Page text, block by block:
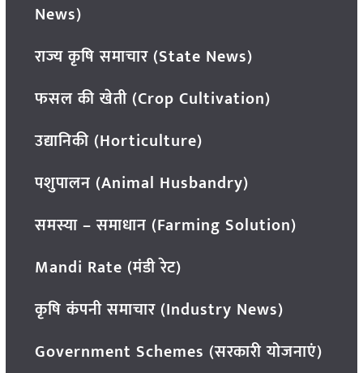
News)
राज्य कृषि समाचार (State News)
फसल की खेती (Crop Cultivation)
उद्यानिकी (Horticulture)
पशुपालन (Animal Husbandry)
समस्या – समाधान (Farming Solution)
Mandi Rate (मंडी रेट)
कृषि कंपनी समाचार (Industry News)
Government Schemes (सरकारी योजनाएं)